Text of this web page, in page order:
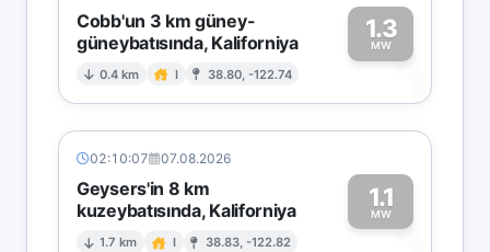
Cobb'un 3 km güney-
güneybatısında, Kaliforniya
0.4 km I 38.80, -122.74
1.3
MW1
02:10:07 07.08.2026
Geysers'in 8 km
kuzeybatısında, Kaliforniya
1.7 km I 38.83, -122.82
1.1
MW